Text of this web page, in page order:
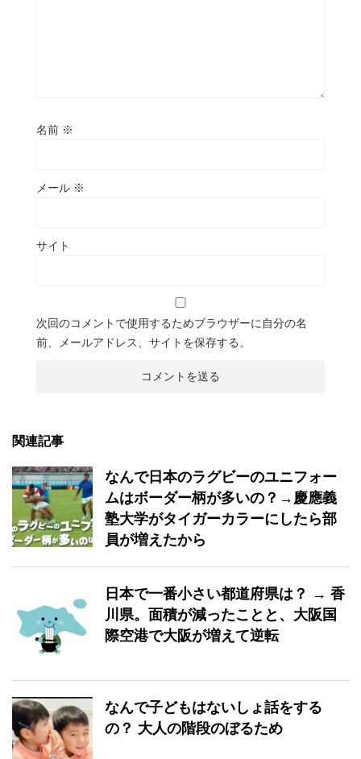
名前 ※
メール ※
サイト
次回のコメントで使用するためブラウザーに自分の名
前、メールアドレス、サイトを保存する。
関連記事
なんで日本のラグビーのユニフォー
ムはボーダー柄が多いの？→慶應義
塾大学がタイガーカラーにしたら部
員が増えたから
日本で一番小さい都道府県は？ → 香
川県。面積が減ったことと、大阪国
際空港で大阪が増えて逆転
なんで子どもはないしょ話をする
の？ 大人の階段のぼるため